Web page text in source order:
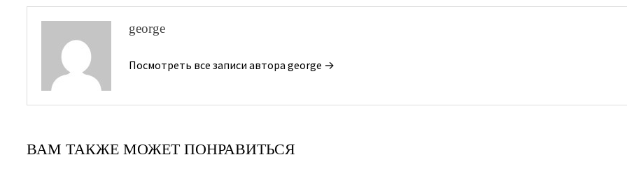
george
Посмотреть все записи автора george →
ВАМ ТАКЖЕ МОЖЕТ ПОНРАВИТЬСЯ